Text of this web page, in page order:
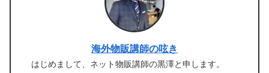
海外物販講師の呟き
はじめまして、ネット物販講師の黒澤と申します。